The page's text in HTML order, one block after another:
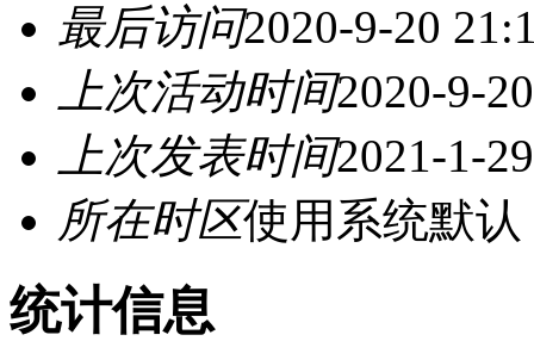
最后访问2020-9-20
上次活动时间2020-9-
上次发表时间2021-1-
所在时区使用系统默认
统计信息